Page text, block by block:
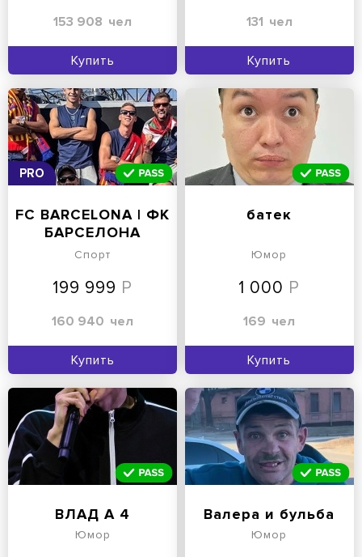
153 908 чел
Купить
131 чел
Купить
PRO
FC BARCELONA | ФК
БАРСЕЛОНА
Спорт
199 999
160 940 чел
Купить
батек
Юмор
1 000
169 чел
Купить
ВЛАД А 4
Юмор
Валера и бульба
Юмор